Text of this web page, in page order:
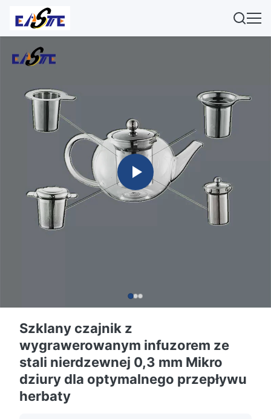
Szklany czajnik z
wygrawerowanym infuzorem ze
stali nierdzewnej 0,3 mm Mikro
dziury dla optymalnego przepływu
herbaty